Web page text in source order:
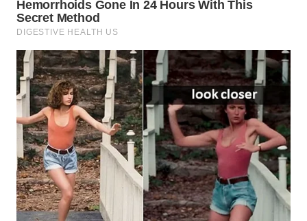
CIANJUR
WN
KEPULAUAN
SERIBU
WN
TANGERANG
WN
BINJAI
WN